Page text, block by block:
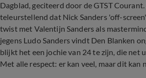
Dagblad, geciteerd door de GTST
teleurstellend dat Nick Sanders 'off-
twist met Valentijn Sanders als
jegens Ludo Sanders vindt Den Blanken
blijkt het een jochie van 24 te zijn, die net
Met alle respect: er kan veel, maar dit kan